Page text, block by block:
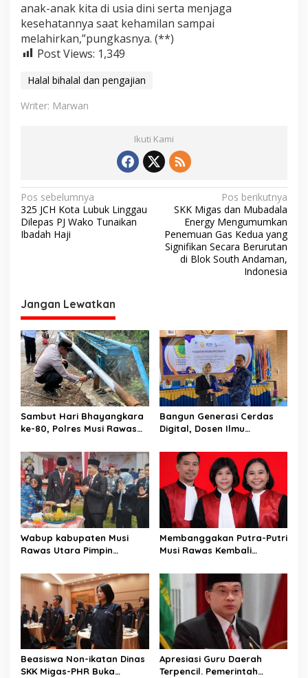
anak-anak kita di usia dini serta menjaga
kesehatannya saat kehamilan sampai
melahirkan,”pungkasnya. (**)
Post Views: 1,349
Halal bihalal dan pengajian
Writer: Marwan
Ikuti Kami
N
a
v
a
s
i
p
o
s
Pos sebelumnya
325 JCH Kota Lubuk Linggau
Dilepas PJ Wako Tunaikan
Ibadah Haji
Pos berikutnya
SKK Migas dan Mubadala
Energy Mengumumkan
Penemuan Gas Kedua yang
Signifikan Secara Berurutan
di Blok South Andaman,
Indonesia
Jangan Lewatkan
Sambut Hari Bhayangkara
ke-80, Polres Musi Rawas
dan Perkuat Akses Warga
Jayaloka
Bangun Generasi Cerdas
Digital, Dosen Ilmu
Universitas Pamulang
Sosialisasikan Bahaya
Disinformasi AI dan Hate
Speech di SMK Ikhlas
Jawilan
Wabup kabupaten Musi
Rawas Utara Pimpin
Pentingnya Pendidikan
Berkualitas dan berakhlak
Membanggakan Putra-Putri
Musi Rawas Kembali
Dengan Tema Hukum Acara
Perdata
Beasiswa Non-ikatan Dinas
SKK Migas-PHR Buka
Apresiasi Guru Daerah
Terpencil. Pemerintah